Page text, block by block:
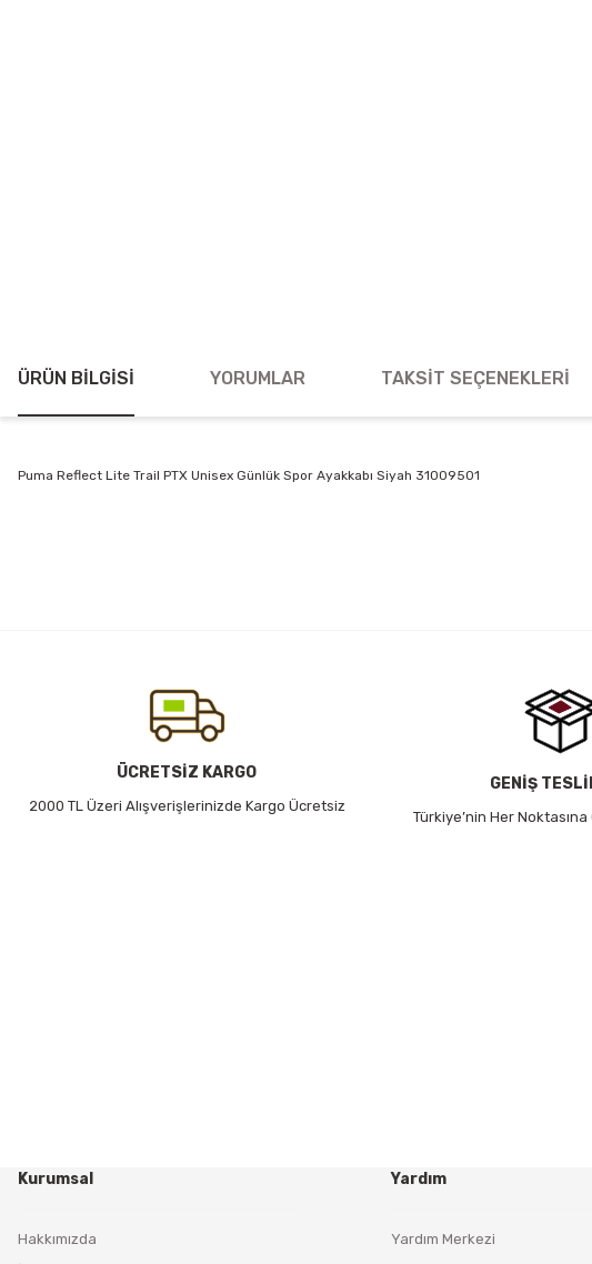
ÜRÜN BILGISI YORUMLAR TAKSIT SEÇENEKLERI
Puma Reflect Lite Trail PTX Unisex Günlük Spor Ayakkabı Siyah 31009501
Ürün bilgilerinde hatalar bulunuyor.
Ürün fiyatı diğer sitelerden daha pahalı.
Bu ürüne benzer farklı alternatifler olmalı.
ÜCRETSİZ KARGO
2000 TL Üzeri Alışverişlerinizde Kargo Ücretsiz
GENİŞ
Türkiye’nin Her
Kurumsal
Hakkımızda
Yardım
Yardım Merkezi